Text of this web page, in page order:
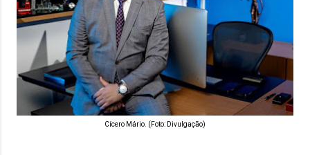
Cícero Mário. (Foto: Divulgação)